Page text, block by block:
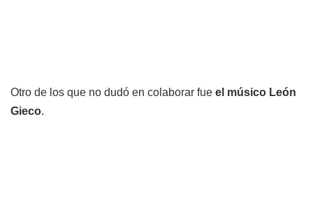
Otro de los que no dudó en colaborar fue el músico León
Gieco.